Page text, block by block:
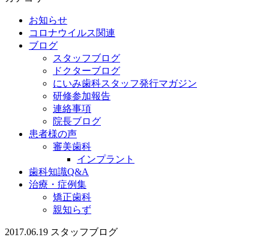
お知らせ
コロナウイルス関連
ブログ
スタッフブログ
ドクターブログ
にいみ歯科スタッフ発行マガジン
研修参加報告
連絡事項
院長ブログ
患者様の声
審美歯科
インプラント
歯科知識Q&A
治療・症例集
矯正歯科
親知らず
2017.06.19 スタッフブログ